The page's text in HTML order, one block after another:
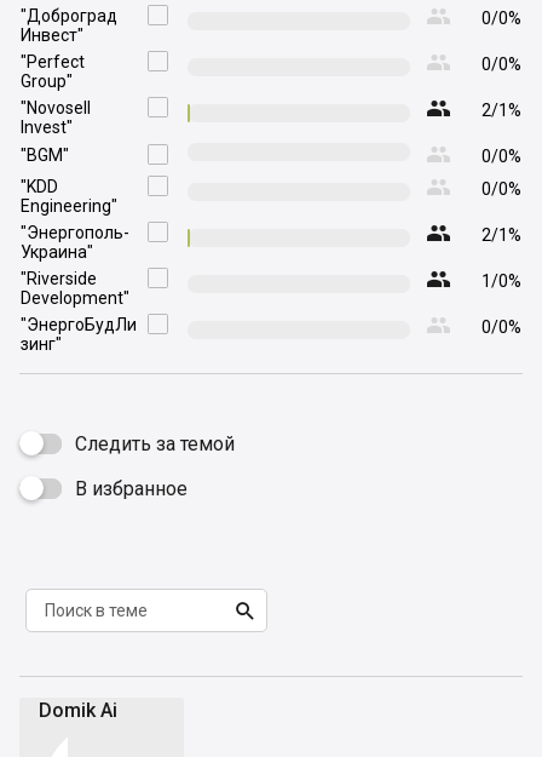

"Доброград
Инвест"
 0/0%

"Perfect
Group"
 0/0%

"Novosell
Invest"
 2/1%

"BGM"  0/0%

"KDD
Engineering"
 0/0%

"Энергополь-
Украина"
 2/1%

"Riverside
Development"
 1/0%

"ЭнергоБудЛи
зинг"
 0/0%
Следить за темой
 В избранное

Domik Ai